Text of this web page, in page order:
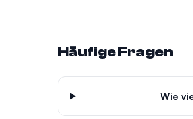
Häufige Fragen
Wie